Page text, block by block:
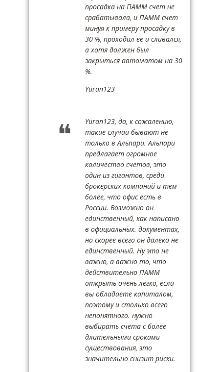
просадка на ПАММ счет не
срабатывала, и ПАММ счет
минуя к примеру просадку в
30 %, проходил её и сливался,
а хотя должен был
закрыться автоматом на 30
%.
Yuran123
Yuran123, да, к сожалению,
такие случаи бывают не
только в Альпари. Альпари
предлагает огромное
количество счетов, это
один из гигантов, среди
брокерских компаний и тем
более, что офис есть в
России. Возможно он
единственный, как написано
в официальных. документах,
но скорее всего он далеко не
единственный. Ну это не
важно, а важно то, что
действительно ПАММ
открыть очень легко, если
вы обладаете капиталом,
поэтому и столько всего
непонятного. нужно
выбирать счета с более
длительными сроками
существования, это
значительно снизит риски.